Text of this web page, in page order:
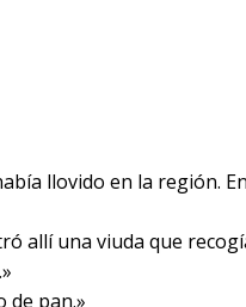
llovido en la región.
allí una viuda que
de pan.»